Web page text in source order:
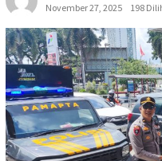
November 27, 2025
198